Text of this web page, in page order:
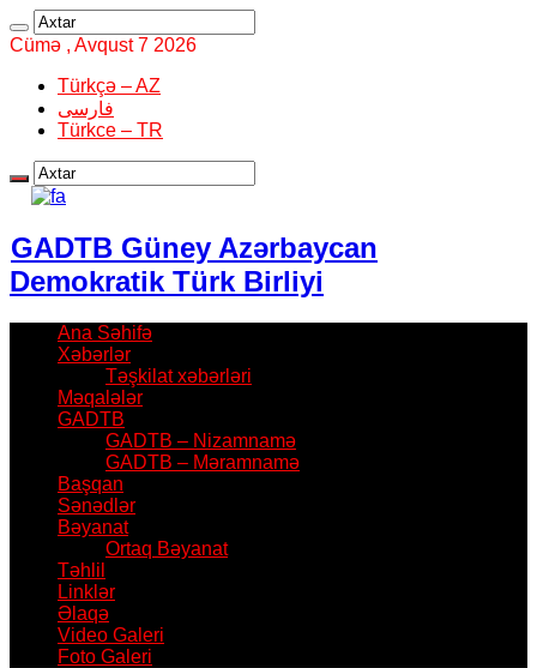
Cümə , Avqust 7 2026
Türkçə – AZ
فارسی
Türkce – TR
GADTB Güney Azərbaycan
Demokratik Türk Birliyi
Ana Səhifə
Xəbərlər
Təşkilat xəbərləri
Məqalələr
GADTB
GADTB – Nizamnamə
GADTB – Məramnamə
Başqan
Sənədlər
Bəyanat
Ortaq Bəyanat
Təhlil
Linklər
Əlaqə
Video Galeri
Foto Galeri